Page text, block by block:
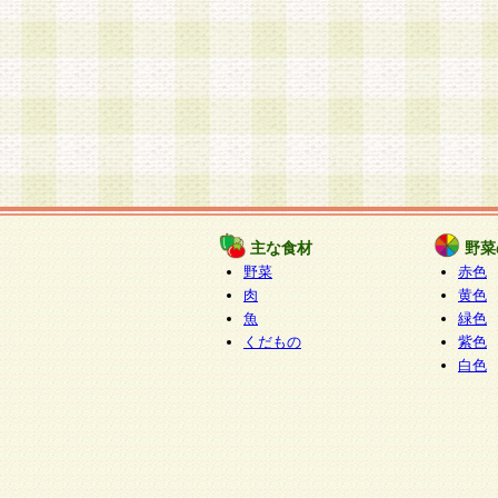
主な食材
野菜
肉
魚
くだもの
野
赤色
黄色
緑色
紫色
白色